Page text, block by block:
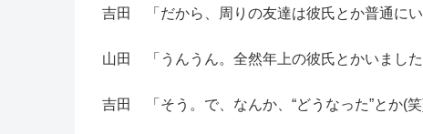
吉田 「だから、周りの友達は彼氏とか普通にい
山田 「うんうん。全然年上の彼氏とかいました
吉田 「そう。で、なんか、“どうなった”とか(笑)